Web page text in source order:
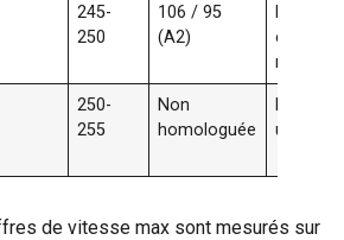
245-
250
106 / 95
(A2)
250-
255
Non
homologuée
de vitesse max sont mesurés sur